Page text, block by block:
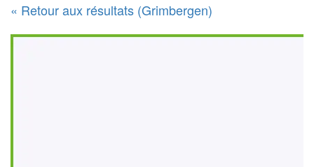
« Retour aux résultats (Grimbergen)